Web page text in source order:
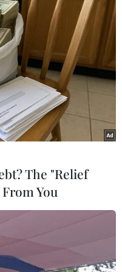
chó đi dạo không đúng
định, bị phạt đến 2
đồng?
08/2026 04:16
Địa Trung Hải
The "Relief
You